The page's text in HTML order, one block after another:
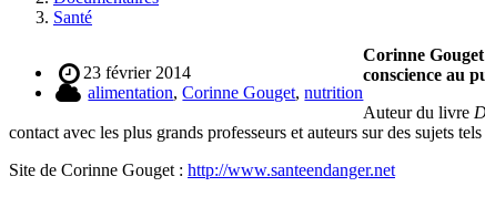
Santé
23 février 2014
alimentation,Corinne Gouget,nutrition
Corinne
conscience au
Auteur du livre
contact avec les plus grands professeurs et auteurs sur des sujets
Site de Corinne Gouget : http://www.santeendanger.net